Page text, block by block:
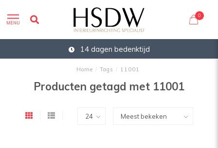
MENU
0
14 dagen bedenktijd
Home / Tags / 11001
Producten getagd met 11001